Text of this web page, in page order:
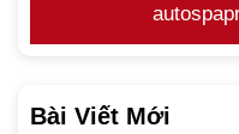
Bài Viết Mới